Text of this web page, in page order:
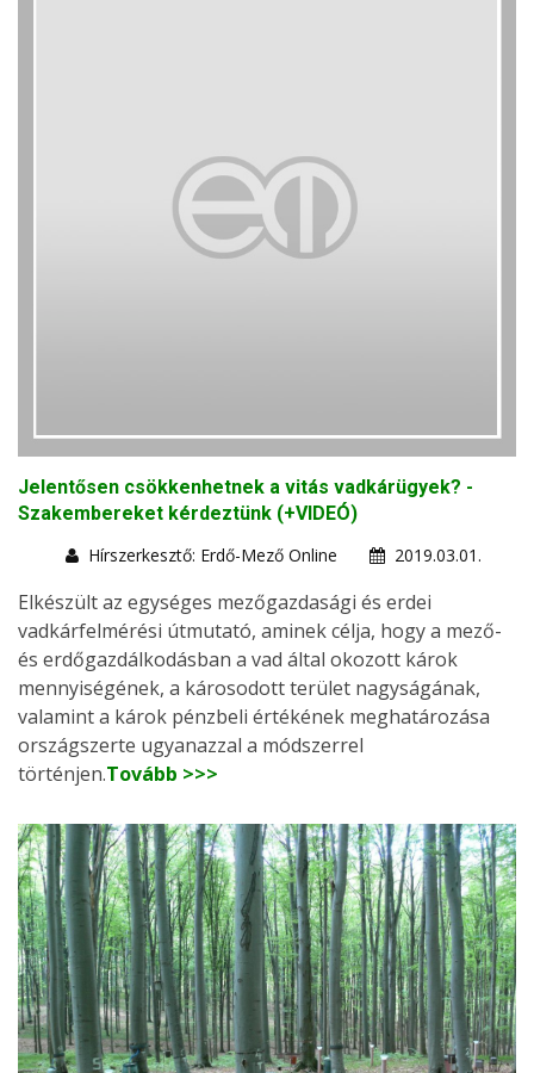
Jelentősen csökkenhetnek a vitás vadkárügyek? -
Szakembereket kérdeztünk (+VIDEÓ)
Hírszerkesztő: Erdő-Mező Online
2019.03.01.
Elkészült az egységes mezőgazdasági és erdei
vadkárfelmérési útmutató, aminek célja, hogy a mező-
és erdőgazdálkodásban a vad által okozott károk
mennyiségének, a károsodott terület nagyságának,
valamint a károk pénzbeli értékének meghatározása
országszerte ugyanazzal a módszerrel
történjen.Tovább >>>